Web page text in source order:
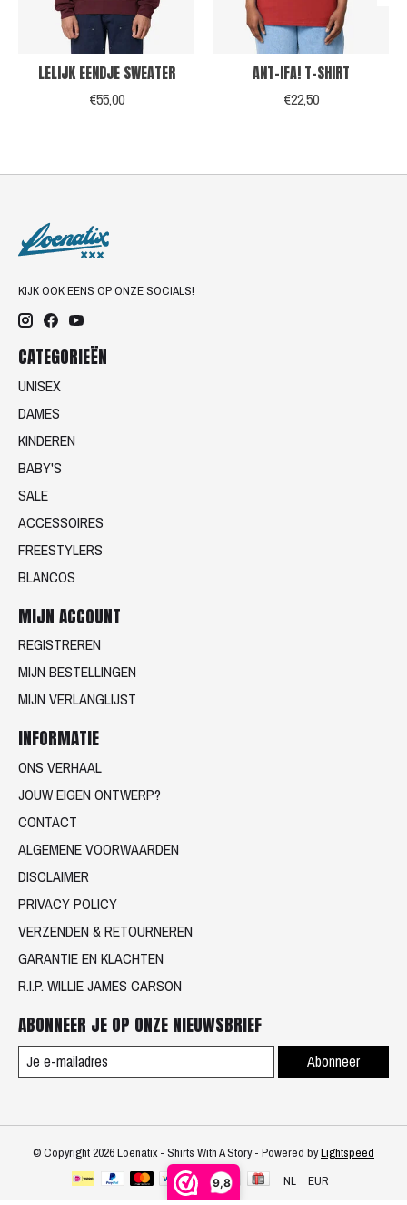
9,8
LELIJK EENDJE SWEATER
€55,00
ANT-IFA! T-SHIRT
€22,50
KIJK OOK EENS OP ONZE SOCIALS!
CATEGORIEËN
UNISEX
DAMES
KINDEREN
BABY'S
SALE
ACCESSOIRES
FREESTYLERS
BLANCOS
MIJN ACCOUNT
REGISTREREN
MIJN BESTELLINGEN
MIJN VERLANGLIJST
INFORMATIE
ONS VERHAAL
JOUW EIGEN ONTWERP?
CONTACT
ALGEMENE VOORWAARDEN
DISCLAIMER
PRIVACY POLICY
VERZENDEN & RETOURNEREN
GARANTIE EN KLACHTEN
R.I.P. WILLIE JAMES CARSON
ABONNEER JE OP ONZE NIEUWSBRIEF
Abonneer
© Copyright 2026 Loenatix - Shirts With A Story - Powered byLightspeed
NL
EUR